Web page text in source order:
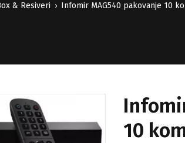
& Resiveri › Infomir MAG540 pakovanje 10
10